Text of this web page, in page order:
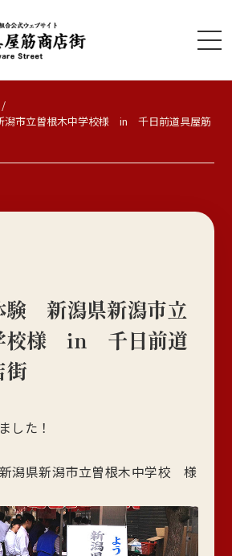
潟市立曽根木中学校様 in 千日前道具屋筋
験 新潟県新潟市立
校様 in 千日前道
街
した！
潟県新潟市立曽根木中学校 様